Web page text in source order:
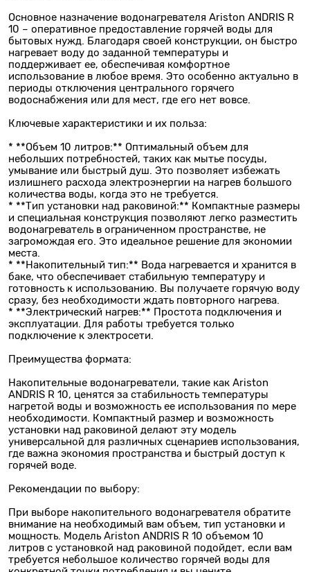
Основное назначение водонагревателя Ariston ANDRIS R
10 – оперативное предоставление горячей воды для
бытовых нужд. Благодаря своей конструкции, он быстро
нагревает воду до заданной температуры и
поддерживает ее, обеспечивая комфортное
использование в любое время. Это особенно актуально в
периоды отключения центрального горячего
водоснабжения или для мест, где его нет вовсе.
Ключевые характеристики и их польза:
* **Объем 10 литров:** Оптимальный объем для
небольших потребностей, таких как мытье посуды,
умывание или быстрый душ. Это позволяет избежать
излишнего расхода электроэнергии на нагрев большого
количества воды, когда это не требуется.
* **Тип установки над раковиной:** Компактные размеры
и специальная конструкция позволяют легко разместить
водонагреватель в ограниченном пространстве, не
загромождая его. Это идеальное решение для экономии
места.
* **Накопительный тип:** Вода нагревается и хранится в
баке, что обеспечивает стабильную температуру и
готовность к использованию. Вы получаете горячую воду
сразу, без необходимости ждать повторного нагрева.
* **Электрический нагрев:** Простота подключения и
эксплуатации. Для работы требуется только
подключение к электросети.
Преимущества формата:
Накопительные водонагреватели, такие как Ariston
ANDRIS R 10, ценятся за стабильность температуры
нагретой воды и возможность ее использования по мере
необходимости. Компактный размер и возможность
установки над раковиной делают эту модель
универсальной для различных сценариев использования,
где важна экономия пространства и быстрый доступ к
горячей воде.
Рекомендации по выбору:
При выборе накопительного водонагревателя обратите
внимание на необходимый вам объем, тип установки и
мощность. Модель Ariston ANDRIS R 10 объемом 10
литров с установкой над раковиной подойдет, если вам
требуется небольшое количество горячей воды для